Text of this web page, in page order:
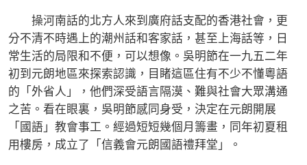
操河南話的北方人來到廣府話支配的香港社會，更
分不清不時遇上的潮州話和客家話，甚至上海話等，日
常生活的局限和不便，可以想像。吳明節在一九五二年
初到元朗地區來探索認識，目睹這區住有不少不懂粵語
的「外省人」，他們深受語言隔漠、難與社會大眾溝通
之苦。看在眼裏，吳明節感同身受，決定在元朗開展
「國語」教會事工。經過短短幾個月籌畫，同年初夏租
用樓房，成立了「信義會元朗國語禮拜堂」。